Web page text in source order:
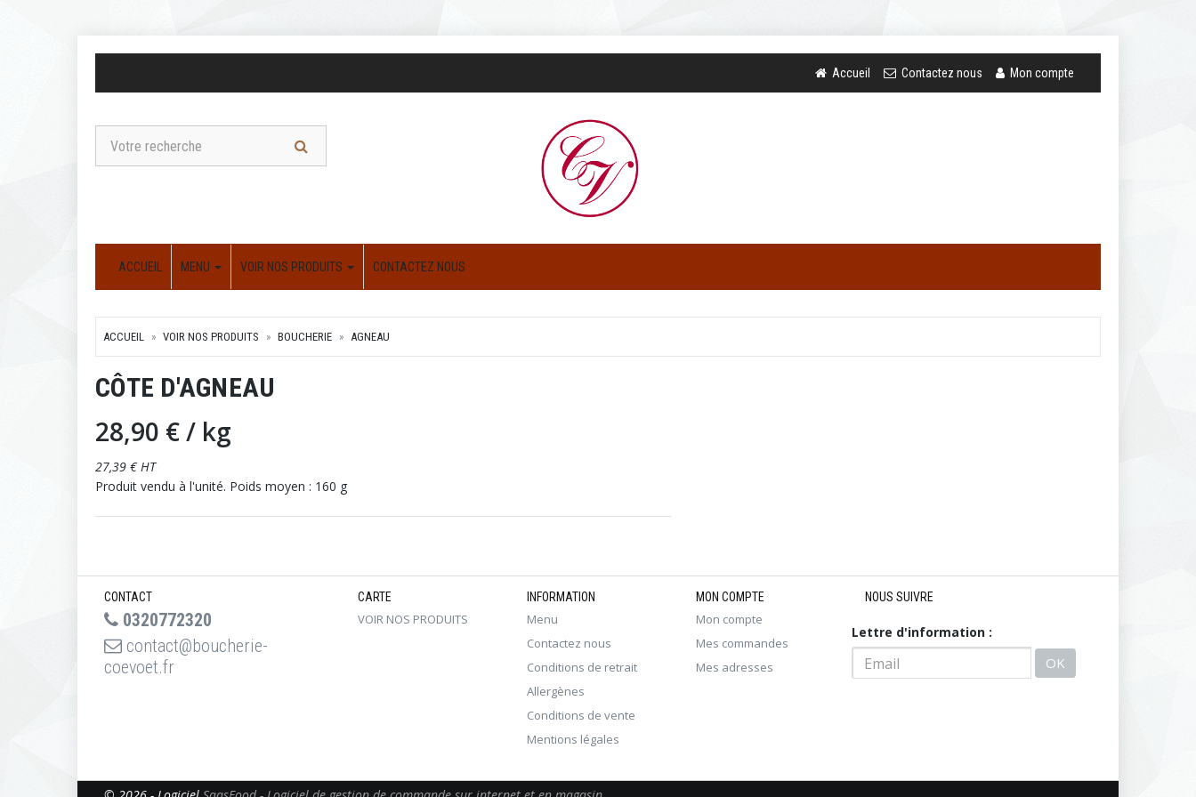
Accueil Contactez nous Mon compte
ACCUEIL MENU VOIR NOS PRODUITS CONTACTEZ NOUS
ACCUEIL VOIR NOS PRODUITS BOUCHERIE AGNEAU
CÔTE D'AGNEAU
28,90 €/ kg
27,39 € HT
Produit vendu à l'unité. Poids moyen : 160 g
CONTACT
0320772320
contact@boucherie-
coevoet.fr
CARTE
VOIR NOS PRODUITS
INFORMATION
Menu
Contactez nous
Conditions de retrait
Allergènes
Conditions de vente
Mentions légales
MON COMPTE
Mon compte
Mes commandes
Mes adresses
NOUS SUIVRE
Lettre d'information :
OK